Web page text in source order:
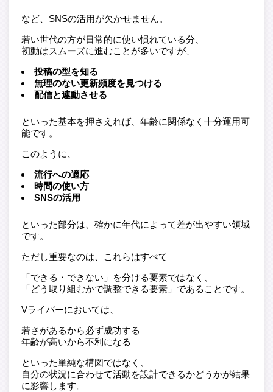
など、SNSの活用が欠かせません。
若い世代の方が日常的に使い慣れている分、
初動はスムーズに進むことが多いですが、
投稿の型を知る
無理のない更新頻度を見つける
配信と連動させる
といった基本を押さえれば、年齢に関係なく十分運用可
能です。
このように、
流行への適応
時間の使い方
SNSの活用
といった部分は、確かに年代によって差が出やすい領域
です。
ただし重要なのは、これらはすべて
「できる・できない」を分ける要素ではなく、
「どう取り組むかで調整できる要素」であることです。
Vライバーにおいては、
若さがあるから必ず成功する
年齢が高いから不利になる
といった単純な構図ではなく、
自分の状況に合わせて活動を設計できるかどうかが結果
に影響します。